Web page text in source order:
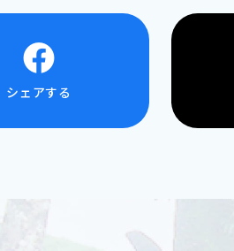
シェアする